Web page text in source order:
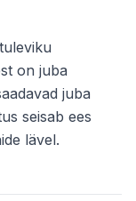
on juba
juba
seisab ees
lävel.